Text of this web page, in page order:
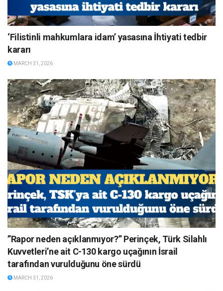
‘Filistinli mahkumlara idam’ yasasına İhtiyati tedbir
kararı
MARCH 31, 2026
”Rapor neden açıklanmıyor?” Perinçek, Türk Silahlı
Kuvvetleri’ne ait C-130 kargo uçağının İsrail
tarafından vurulduğunu öne sürdü
MARCH 31, 2026